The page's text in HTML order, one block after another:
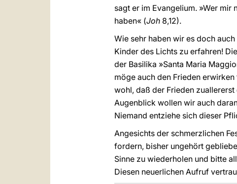
sagt er im Evangelium. »Wer
haben« (Joh 8,12).
Wie sehr haben wir es doch
Kinder des Lichts zu erfahren!
der Basilika »Santa Maria
möge auch den Frieden
wohl, daß der Frieden
Augenblick wollen wir auch
Niemand entziehe sich dieser
Angesichts der schmerzlichen
fordern, bisher ungehört
Sinne zu wiederholen und bitte
Diesen neuerlichen Aufruf